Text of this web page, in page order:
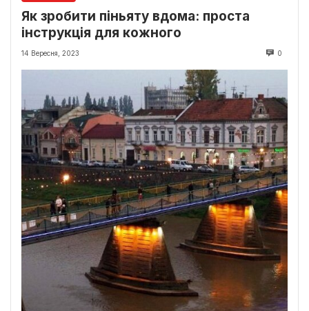
Як зробити піньяту вдома: проста
інструкція для кожного
14 Вересня, 2023 0